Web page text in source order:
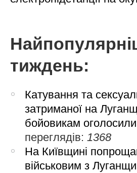
тиждень:
Катування та
затриманої на
бойовикам оголосили
переглядів:1368
На Київщині
військовим з